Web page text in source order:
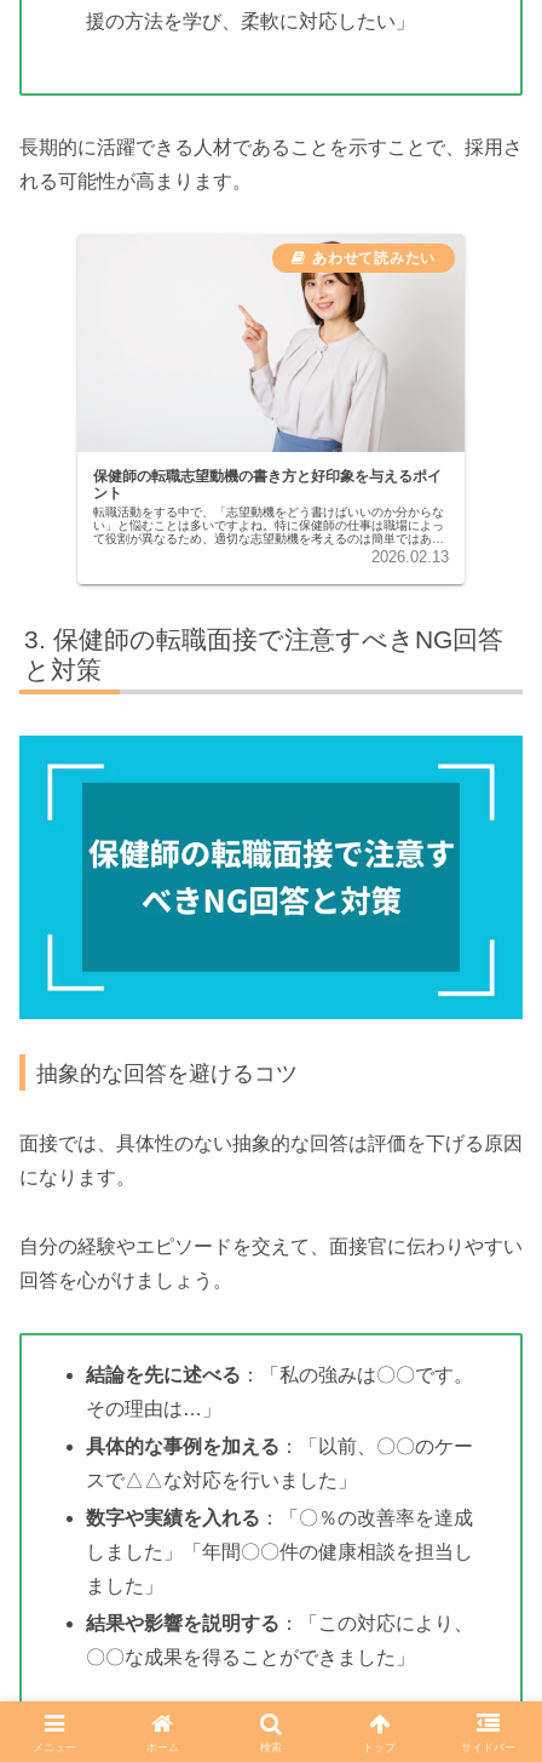
援の方法を学び、柔軟に対応したい」
長期的に活躍できる人材であることを示すことで、採用さ
れる可能性が高まります。
保健師の転職志望動機の書き方と好印象を与えるポイ
ント
転職活動をする中で、「志望動機をどう書けばいいのか分からな
い」と悩むことは多いですよね。特に保健師の仕事は職場によっ
て役割が異なるため、適切な志望動機を考えるのは簡単ではあり
ません。そこで今回は、「保健師の転職志望動機の書き方と好印
2026.02.13
保健師の転職面接で注意すべきNG回答
と対策
抽象的な回答を避けるコツ
面接では、具体性のない抽象的な回答は評価を下げる原因
になります。
自分の経験やエピソードを交えて、面接官に伝わりやすい
回答を心がけましょう。
結論を先に述べる ：「私の強みは〇〇です。
その理由は…」
具体的な事例を加える ：「以前、〇〇のケー
スで△△な対応を行いました」
数字や実績を入れる ：「〇％の改善率を達成
しました」「年間〇〇件の健康相談を担当し
ました」
結果や影響を説明する ：「この対応により、
〇〇な成果を得ることができました」
メニュー ホーム 検索 トップ サイドバー